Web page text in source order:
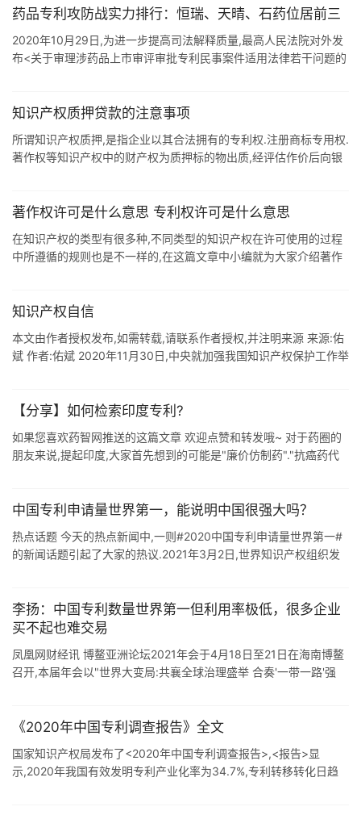
药品专利攻防战实力排行：恒瑞、天晴、石药位居前三
2020年10月29日,为进一步提高司法解释质量,最高人民法院对外发
布<关于审理涉药品上市审评审批专利民事案件适用法律若干问题的
知识产权质押贷款的注意事项
所谓知识产权质押,是指企业以其合法拥有的专利权.注册商标专用权.
著作权等知识产权中的财产权为质押标的物出质,经评估作价后向银
著作权许可是什么意思 专利权许可是什么意思
在知识产权的类型有很多种,不同类型的知识产权在许可使用的过程
中所遵循的规则也是不一样的,在这篇文章中小编就为大家介绍著作
知识产权自信
本文由作者授权发布,如需转载,请联系作者授权,并注明来源 来源:佑
斌 作者:佑斌 2020年11月30日,中央就加强我国知识产权保护工作举
【分享】如何检索印度专利?
如果您喜欢药智网推送的这篇文章 欢迎点赞和转发哦~ 对于药圈的
朋友来说,提起印度,大家首先想到的可能是"廉价仿制药"."抗癌药代
中国专利申请量世界第一，能说明中国很强大吗？
热点话题 今天的热点新闻中,一则#2020中国专利申请量世界第一#
的新闻话题引起了大家的热议.2021年3月2日,世界知识产权组织发
李扬：中国专利数量世界第一但利用率极低，很多企业
买不起也难交易
凤凰网财经讯 博鳌亚洲论坛2021年会于4月18日至21日在海南博鳌
召开,本届年会以"世界大变局:共襄全球治理盛举 合奏'一带一路'强
《2020年中国专利调查报告》全文
国家知识产权局发布了<2020年中国专利调查报告>,<报告>显
示,2020年我国有效发明专利产业化率为34.7%,专利转移转化日趋